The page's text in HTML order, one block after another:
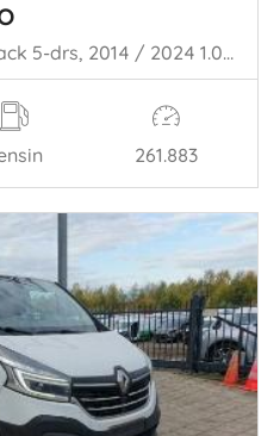
Twingo III (AH), Hatchback 5-drs, 2014 / 2024 1.0 SCe 70 12V
261.883